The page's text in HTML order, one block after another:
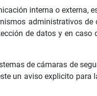
interna o externa,
administrativos
de datos y en
de cámaras de
un aviso explicito